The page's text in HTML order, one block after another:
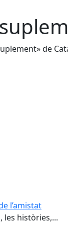
de
l’amistat
les històries,...